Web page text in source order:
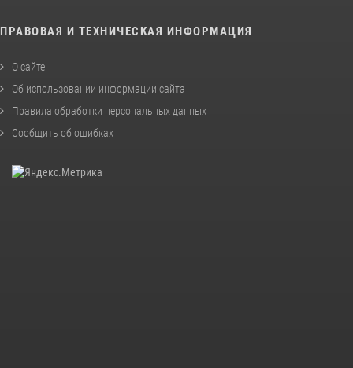
ПРАВОВАЯ И ТЕХНИЧЕСКАЯ ИНФОРМАЦИЯ
О сайте
Об использовании информации сайта
Правила обработки персональных данных
Сообщить об ошибках